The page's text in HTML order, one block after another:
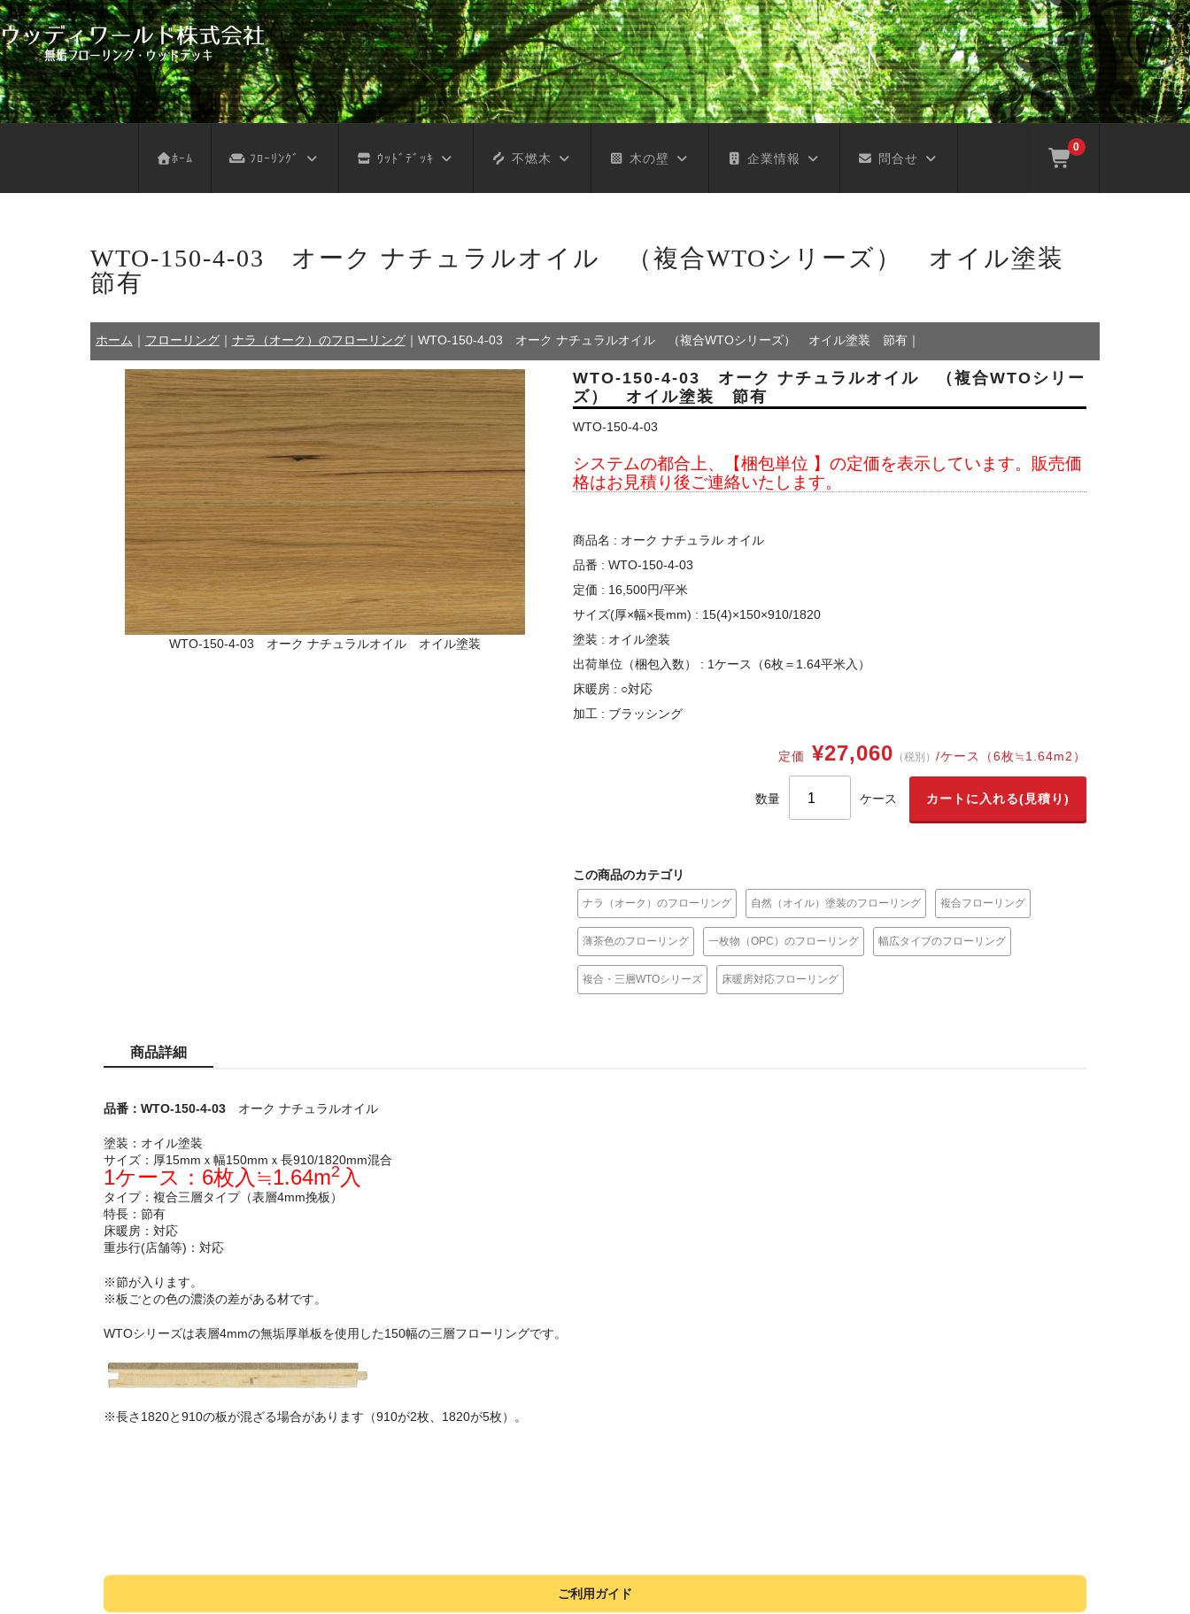
0
ﾎｰﾑ ﾌﾛｰﾘﾝｸﾞ ｳｯﾄﾞﾃﾞｯｷ
天然木注意事項
天然木お手入れ
人工木注意事項
人工木お手入れ
パネルデッキ
不燃木 木の壁 企業情報 問合せ
フローリング サンプル依頼
デッキ サンプル依頼
不燃木 サンプル依頼
木の壁 サンプル依頼
フローリング お見積り
ウッドデッキ お見積り
不燃木 お見積り
木の壁 お見積り
WTO-150-4-03 オーク ナチュラルオイル （複合WTOシリーズ） オイル塗装
節有
ホーム ｜ フローリング｜ ナラ（オーク）のフローリング｜ WTO-150-4-03 オーク ナチュラルオイル （複合WTOシリーズ） オイル塗装 節有｜
WTO-150-4-03 オーク ナチュラルオイル オイル塗装
WTO-150-4-03 オーク ナチュラルオイル （複合WTOシリー
ズ） オイル塗装 節有
WTO-150-4-03
システムの都合上、【梱包単位 】の定価を表示しています。販売価
格はお見積り後ご連絡いたします。
商品名 : オーク ナチュラル オイル
品番 : WTO-150-4-03
定価 : 16,500円/平米
サイズ(厚×幅×長mm) : 15(4)×150×910/1820
塗装 : オイル塗装
出荷単位（梱包入数） : 1ケース（6枚＝1.64平米入）
床暖房 : ○対応
加工 : ブラッシング
定価 ¥27,060 （税別） /ケース（6枚≒1.64m2）
数量 ケース
この商品のカテゴリ
ナラ（オーク）のフローリング 自然（オイル）塗装のフローリング 複合フローリング
薄茶色のフローリング 一枚物（OPC）のフローリング 幅広タイプのフローリング
複合・三層WTOシリーズ 床暖房対応フローリング
商品詳細
品番：WTO-150-4-03 オーク ナチュラルオイル
塗装：オイル塗装
サイズ：厚15mmｘ幅150mmｘ長910/1820mm混合
1ケース：6枚入≒1.64m2 入
タイプ：複合三層タイプ（表層4mm挽板）
特長：節有
床暖房： 対応
重歩行(店舗等)：対応
※節が入ります。
※板ごとの色の濃淡の差がある材です。
WTOシリーズは表層4mmの無垢厚単板を使用した150幅の三層フローリングです。
※長さ1820と910の板が混ざる場合があります（910が2枚、1820が5枚）。
ご利用ガイド